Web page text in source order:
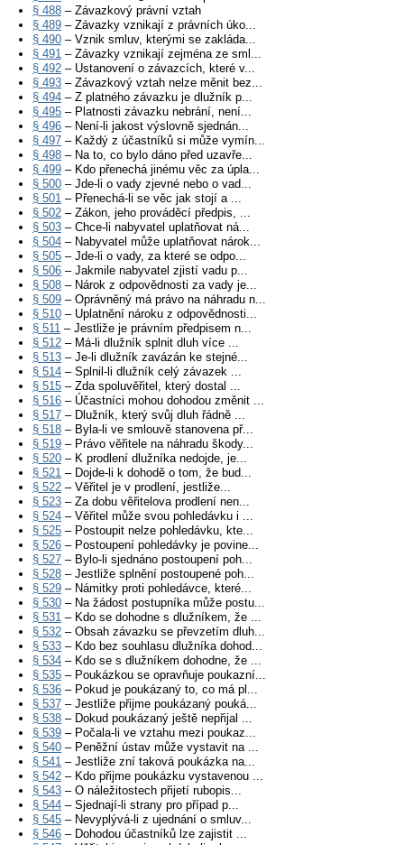
§ 488 – Závazkový právní vztah
§ 489 – Závazky vznikají z právních úko...
§ 490 – Vznik smluv, kterými se zakláda...
§ 491 – Závazky vznikají zejména ze sml...
§ 492 – Ustanovení o závazcích, které v...
§ 493 – Závazkový vztah nelze měnit bez...
§ 494 – Z platného závazku je dlužník p...
§ 495 – Platnosti závazku nebrání, není...
§ 496 – Není-li jakost výslovně sjednán...
§ 497 – Každý z účastníků si může vymín...
§ 498 – Na to, co bylo dáno před uzavře...
§ 499 – Kdo přenechá jinému věc za úpla...
§ 500 – Jde-li o vady zjevné nebo o vad...
§ 501 – Přenechá-li se věc jak stojí a ...
§ 502 – Zákon, jeho prováděcí předpis, ...
§ 503 – Chce-li nabyvatel uplatňovat ná...
§ 504 – Nabyvatel může uplatňovat nárok...
§ 505 – Jde-li o vady, za které se odpo...
§ 506 – Jakmile nabyvatel zjistí vadu p...
§ 508 – Nárok z odpovědnosti za vady je...
§ 509 – Oprávněný má právo na náhradu n...
§ 510 – Uplatnění nároku z odpovědnosti...
§ 511 – Jestliže je právním předpisem n...
§ 512 – Má-li dlužník splnit dluh více ...
§ 513 – Je-li dlužník zavázán ke stejné...
§ 514 – Splnil-li dlužník celý závazek ...
§ 515 – Zda spoluvěřitel, který dostal ...
§ 516 – Účastníci mohou dohodou změnit ...
§ 517 – Dlužník, který svůj dluh řádně ...
§ 518 – Byla-li ve smlouvě stanovena př...
§ 519 – Právo věřitele na náhradu škody...
§ 520 – K prodlení dlužníka nedojde, je...
§ 521 – Dojde-li k dohodě o tom, že bud...
§ 522 – Věřitel je v prodlení, jestliže...
§ 523 – Za dobu věřitelova prodlení nen...
§ 524 – Věřitel může svou pohledávku i ...
§ 525 – Postoupit nelze pohledávku, kte...
§ 526 – Postoupení pohledávky je povine...
§ 527 – Bylo-li sjednáno postoupení poh...
§ 528 – Jestliže splnění postoupené poh...
§ 529 – Námitky proti pohledávce, které...
§ 530 – Na žádost postupníka může postu...
§ 531 – Kdo se dohodne s dlužníkem, že ...
§ 532 – Obsah závazku se převzetím dluh...
§ 533 – Kdo bez souhlasu dlužníka dohod...
§ 534 – Kdo se s dlužníkem dohodne, že ...
§ 535 – Poukázkou se opravňuje poukazní...
§ 536 – Pokud je poukázaný to, co má pl...
§ 537 – Jestliže přijme poukázaný pouká...
§ 538 – Dokud poukázaný ještě nepřijal ...
§ 539 – Počala-li ve vztahu mezi poukaz...
§ 540 – Peněžní ústav může vystavit na ...
§ 541 – Jestliže zní taková poukázka na...
§ 542 – Kdo přijme poukázku vystavenou ...
§ 543 – O náležitostech přijetí rubopis...
§ 544 – Sjednají-li strany pro případ p...
§ 545 – Nevyplývá-li z ujednání o smluv...
§ 546 – Dohodou účastníků lze zajistit ...